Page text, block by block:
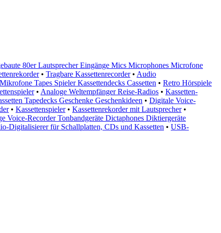
80er Lautsprecher Eingänge Mics Microphones Microfone
• Tragbare Kassettenrecorder• Audio
Tapes Spieler Kassettendecks Cassetten • Retro Hörspiele
• Analoge Weltempfänger Reise-Radios • Kassetten-
Tapedecks Geschenke Geschenkideen • Digitale Voice-
• Kassettenspieler• Kassettenrekorder mit Lautsprecher•
Voice-Recorder Tonbandgeräte Dictaphones Diktiergeräte
Digitalisierer für Schallplatten, CDs und Kassetten • USB-